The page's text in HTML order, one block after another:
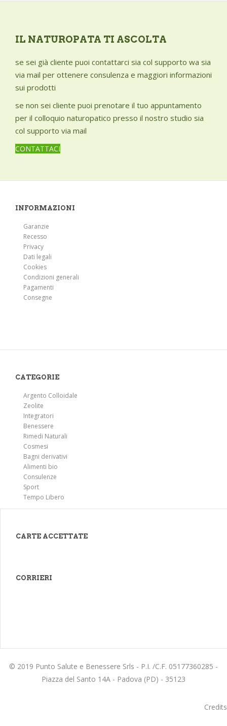
IL NATUROPATA TI ASCOLTA
se sei già cliente puoi contattarci sia col supporto wa sia
via mail per ottenere consulenza e maggiori informazioni
sui prodotti
se non sei cliente puoi prenotare il tuo appuntamento
per il colloquio naturopatico presso il nostro studio sia
col supporto via mail
CONTATTACI
INFORMAZIONI
Garanzie
Recesso
Privacy
Dati legali
Cookies
Condizioni generali
Pagamenti
Consegne
CATEGORIE
Argento Colloidale
Zeolite
Integratori
Benessere
Rimedi Naturali
Cosmesi
Bagni derivativi
Alimenti bio
Consulenze
Sport
Tempo Libero
CARTE ACCETTATE
CORRIERI
© 2019 Punto Salute e Benessere Srls - P.I. /C.F. 05177360285 -
Piazza del Santo 14A - Padova (PD) - 35123
Credits